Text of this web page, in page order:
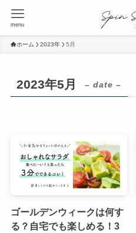
menu
ホーム 2023年 5月
2023年5月 – date –
ゴールデンウィークは何す
る？自宅でも楽しめる！3